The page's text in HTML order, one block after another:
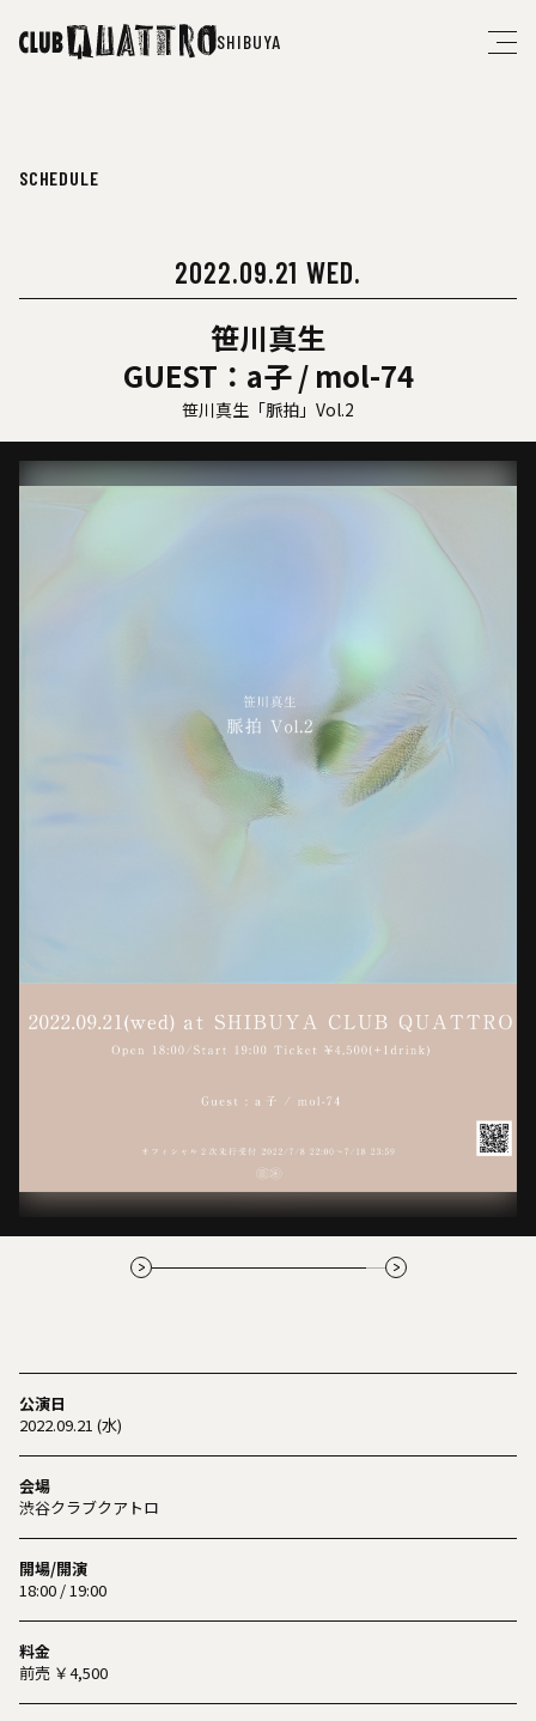
SHIBUYA
SCHEDULE
2022.09.21 WED.
笹川真生
GUEST：a子 / mol-74
笹川真生「脈拍」Vol.2
公演日
2022.09.21 (水)
会場
渋谷クラブクアトロ
開場/開演
18:00 / 19:00
料金
前売 ￥4,500